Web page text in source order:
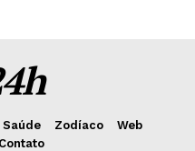
Saúde Zodíaco
Web
Contato